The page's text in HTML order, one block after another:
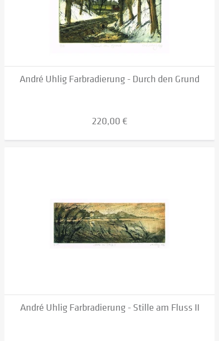
André Uhlig Farbradierung - Durch den Grund
220,00 €
André Uhlig Farbradierung - Stille am Fluss II